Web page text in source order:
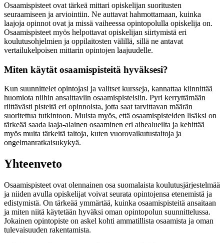
Osaamispisteet ovat tärkeä mittari opiskelijan suoritusten
seuraamiseen ja arviointiin. Ne auttavat hahmottamaan, kuinka
laajoja opinnot ovat ja missä vaiheessa opintopolulla opiskelija on.
Osaamispisteet myös helpottavat opiskelijan siirtymistä eri
koulutusohjelmien ja oppilaitosten välillä, sillä ne antavat
vertailukelpoisen mittarin opintojen laajuudelle.
Miten käytät osaamispisteitä hyväksesi?
Kun suunnittelet opintojasi ja valitset kursseja, kannattaa kiinnittää
huomiota niihin ansaittaviin osaamispisteisiin. Pyri kerryttämään
riittävästi pisteitä eri opinnoista, jotta saat tarvittavan määrän
suoritettua tutkintoon. Muista myös, että osaamispisteiden lisäksi on
tärkeää saada laaja-alainen osaaminen eri aihealueilta ja kehittää
myös muita tärkeitä taitoja, kuten vuorovaikutustaitoja ja
ongelmanratkaisukykyä.
Yhteenveto
Osaamispisteet ovat olennainen osa suomalaista koulutusjärjestelmää
ja niiden avulla opiskelijat voivat seurata opintojensa etenemistä ja
edistymistä. On tärkeää ymmärtää, kuinka osaamispisteitä ansaitaan
ja miten niitä käytetään hyväksi oman opintopolun suunnittelussa.
Jokainen opintopiste on askel kohti ammatillista osaamista ja oman
tulevaisuuden rakentamista.